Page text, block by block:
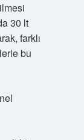
30 lt
farklı
bu